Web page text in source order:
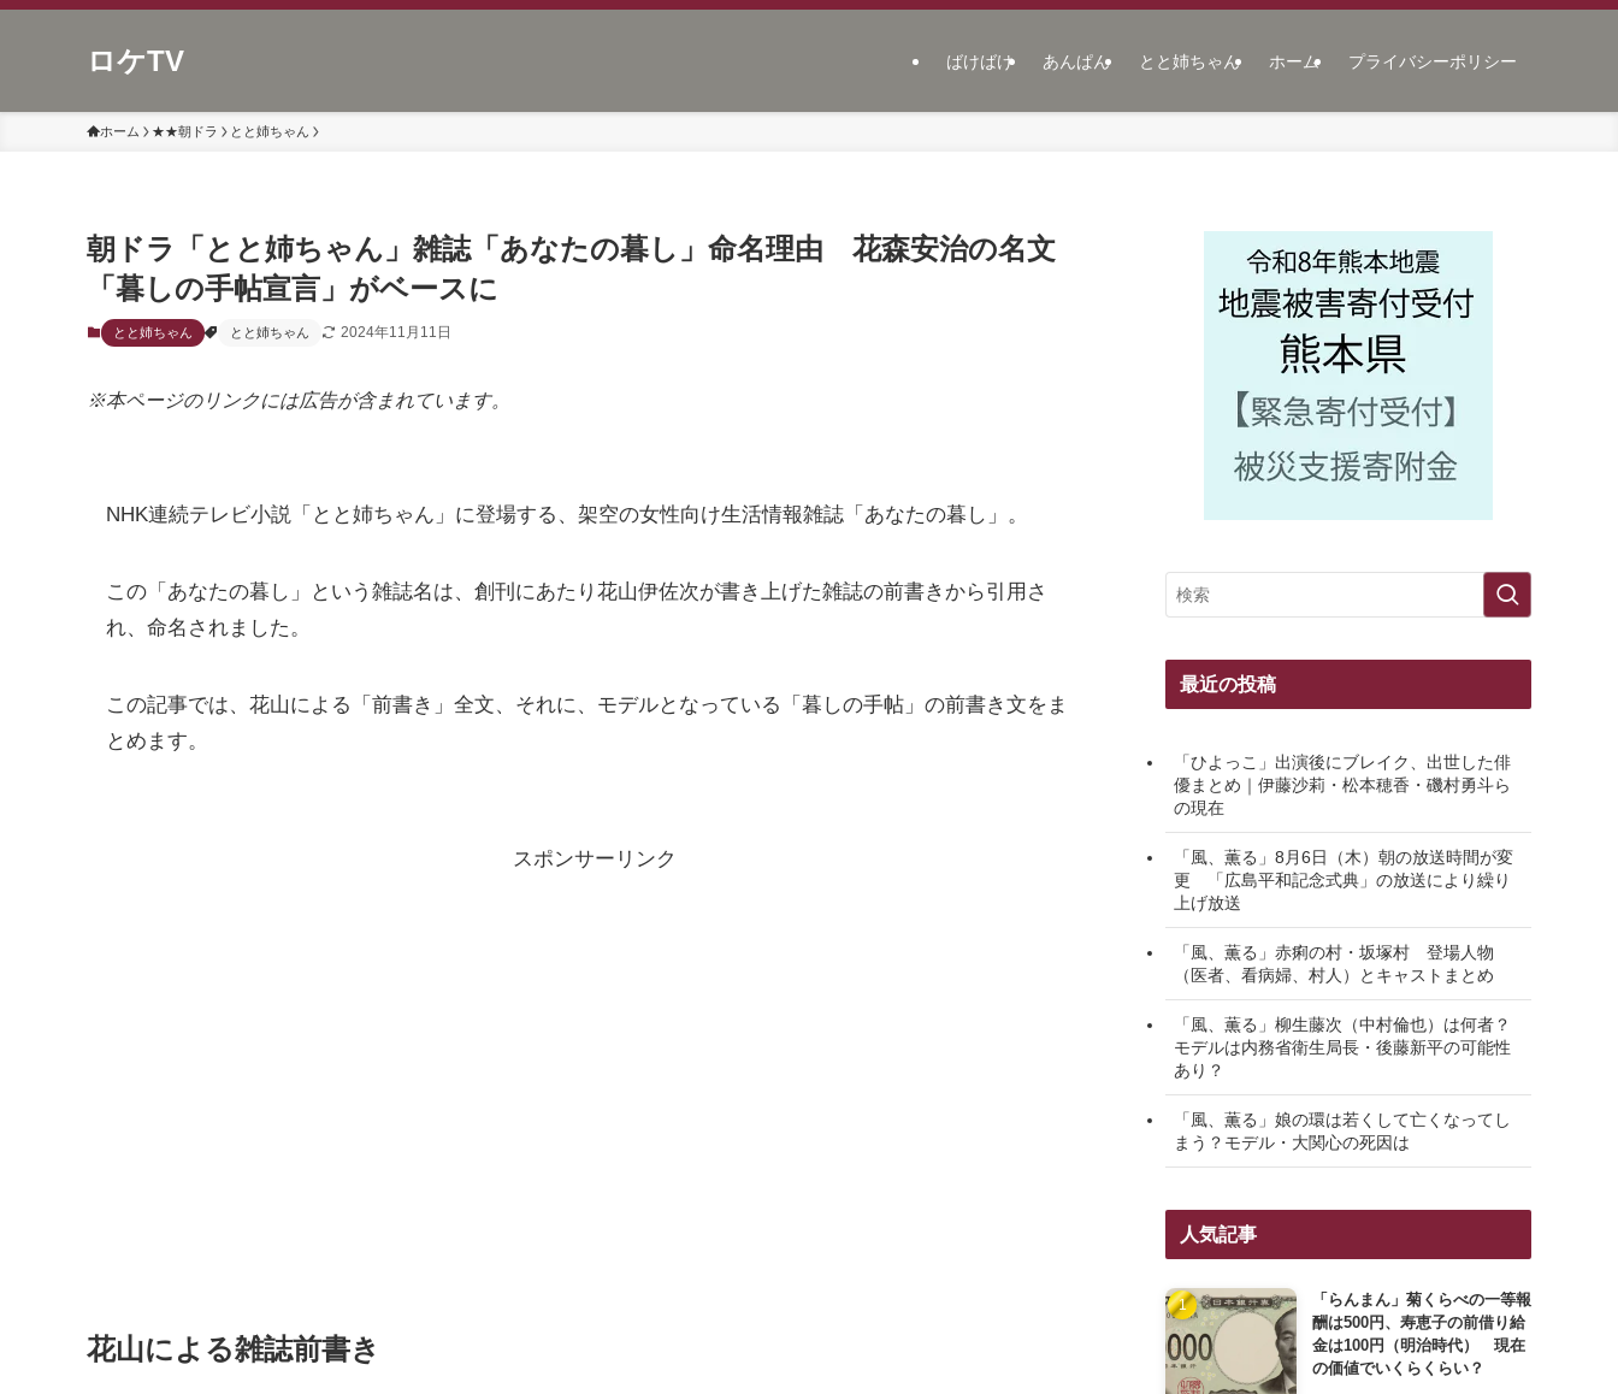
ロケTV ばけばけ あんぱん とと姉ちゃん ホーム プライバシーポリシー
ホーム ★★朝ドラ とと姉ちゃん
朝ドラ「とと姉ちゃん」雑誌「あなたの暮し」命名理由 花森安治の名文
「暮しの手帖宣言」がベースに
とと姉ちゃん とと姉ちゃん 2024年11月11日
※本ページのリンクには広告が含まれています。
NHK連続テレビ小説「とと姉ちゃん」に登場する、架空の女性向け生活情報雑誌「あなたの暮し」。
この「あなたの暮し」という雑誌名は、創刊にあたり花山伊佐次が書き上げた雑誌の前書きから引用さ
れ、命名されました。
この記事では、花山による「前書き」全文、それに、モデルとなっている「暮しの手帖」の前書き文をま
とめます。
スポンサーリンク
花山による雑誌前書き
最近の投稿
「ひよっこ」出演後にブレイク、出世した俳
優まとめ｜伊藤沙莉・松本穂香・磯村勇斗ら
の現在
「風、薫る」8月6日（木）朝の放送時間が変
更 「広島平和記念式典」の放送により繰り
上げ放送
「風、薫る」赤痢の村・坂塚村 登場人物
（医者、看病婦、村人）とキャストまとめ
「風、薫る」柳生藤次（中村倫也）は何者？
モデルは内務省衛生局長・後藤新平の可能性
あり？
「風、薫る」娘の環は若くして亡くなってし
まう？モデル・大関心の死因は
人気記事
「らんまん」菊くらべの一等報
酬は500円、寿恵子の前借り給
金は100円（明治時代） 現在
の価値でいくらくらい？